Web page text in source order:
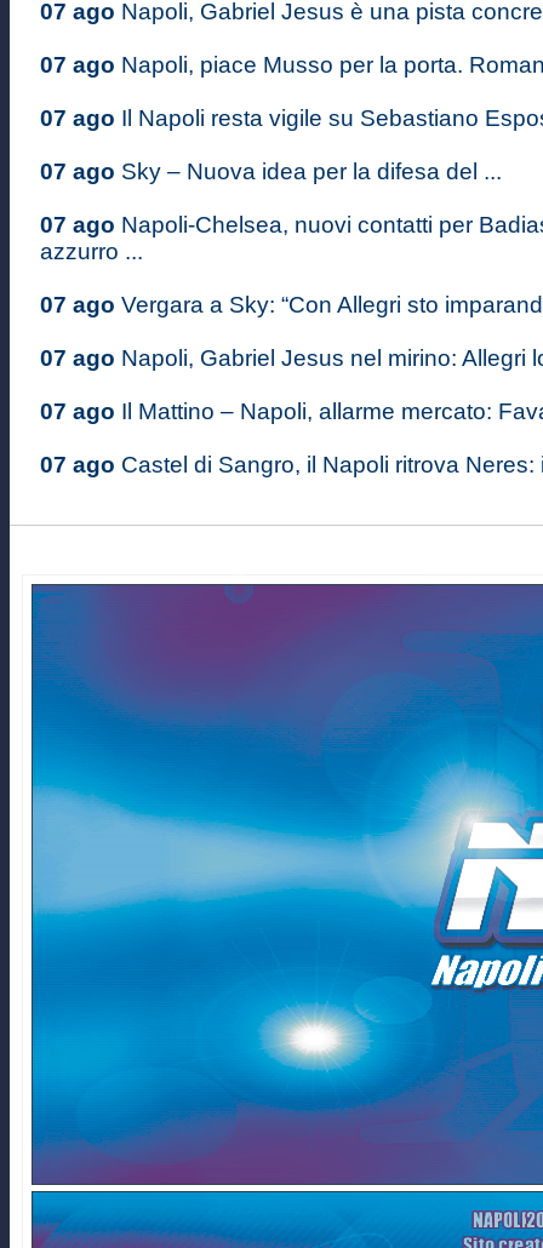
07 ago Napoli, Gabriel Jesus è una pista
07 ago Napoli, piace Musso per la porta.
07 ago Il Napoli resta vigile su Sebastiano
07 ago Sky – Nuova idea per la difesa del ...
07 ago Napoli-Chelsea, nuovi contatti per
azzurro ...
07 ago Vergara a Sky: “Con Allegri sto
07 ago Napoli, Gabriel Jesus nel mirino: Allegri
07 ago Il Mattino – Napoli, allarme mercato:
07 ago Castel di Sangro, il Napoli ritrova Neres: